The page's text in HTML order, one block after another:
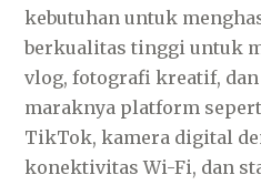
kebutuhan untuk
berkualitas tinggi untuk
vlog, fotografi kreatif,
maraknya platform
TikTok, kamera digital
konektivitas Wi-Fi, dan